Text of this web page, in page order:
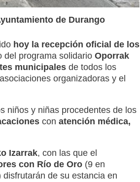
de Durango
hoy la recepción oficial de los
programa solidario Oporrak
municipalesde todos los
organizadoras y el
niños y niñas procedentes de los
con atención médica,
Izarrak, con las que el
con Río de Oro(9 en
de su estancia en